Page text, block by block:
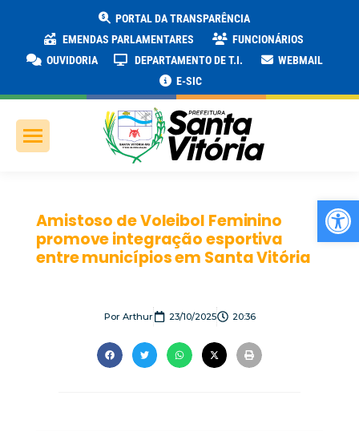
PORTAL DA TRANSPARÊNCIA
EMENDAS PARLAMENTARES
FUNCIONÁRIOS
OUVIDORIA
DEPARTAMENTO DE T.I.
WEBMAIL
E-SIC
Amistoso de Voleibol Feminino
promove integração esportiva
entre municípios em Santa Vitória
PorArthur 23/10/2025 20:36